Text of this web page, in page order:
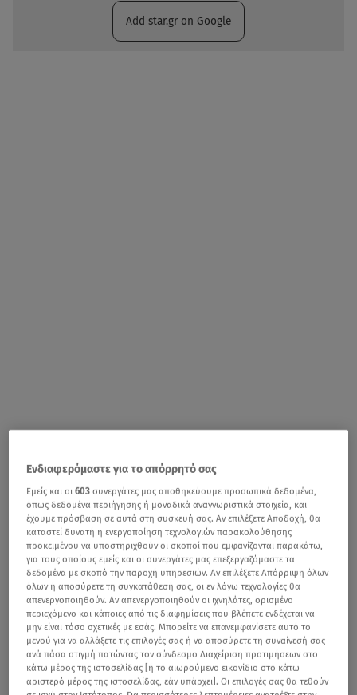
Add star.gr on Google
Ενδιαφερόμαστε για το απόρρητό σας
Εμείς και οι603 συνεργάτες μας αποθηκεύουμε προσωπικά δεδομένα,
όπως δεδομένα περιήγησης ή μοναδικά αναγνωριστικά στοιχεία, και
έχουμε πρόσβαση σε αυτά στη συσκευή σας. Αν επιλέξετε Αποδοχή, θα
καταστεί δυνατή η ενεργοποίηση τεχνολογιών παρακολούθησης
προκειμένου να υποστηριχθούν οι σκοποί που εμφανίζονται παρακάτω,
για τους οποίους εμείς και οι συνεργάτες μας επεξεργαζόμαστε τα
δεδομένα με σκοπό την παροχή υπηρεσιών. Αν επιλέξετε Απόρριψη όλων
όλων ή αποσύρετε τη συγκατάθεσή σας, οι εν λόγω τεχνολογίες θα
απενεργοποιηθούν. Αν απενεργοποιηθούν οι ιχνηλάτες, ορισμένο
περιεχόμενο και κάποιες από τις διαφημίσεις που βλέπετε ενδέχεται να
μην είναι τόσο σχετικές με εσάς. Μπορείτε να επανεμφανίσετε αυτό το
μενού για να αλλάξετε τις επιλογές σας ή να αποσύρετε τη συναίνεσή σας
ανά πάσα στιγμή πατώντας τον σύνδεσμο Διαχείριση προτιμήσεων στο
κάτω μέρος της ιστοσελίδας [ή το αιωρούμενο εικονίδιο στο κάτω
αριστερό μέρος της ιστοσελίδας, εάν υπάρχει]. Οι επιλογές σας θα τεθούν